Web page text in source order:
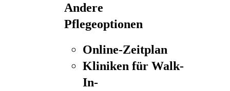
Andere
Pflegeoptionen
Online-Zeitplan
Kliniken für Walk-
In-